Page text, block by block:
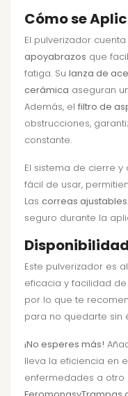
Cómo se
El pulverizador
apoyabrazos que
fatiga. Su lanza de
cerámica aseguran
Además, el filtro de
obstrucciones,
constante.
El sistema de cierre
fácil de usar,
Las correas ajustables
seguro durante la
Este pulverizador es
eficacia y facilidad
por lo que te
para no quedarte sin
¡No esperes más!
lleva la eficiencia en
enfermedades a otro